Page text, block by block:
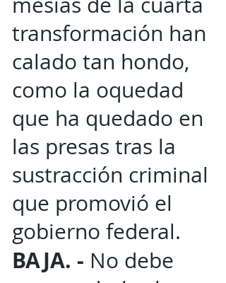
transformación han
calado tan hondo,
como la oquedad
que ha quedado en
las presas tras la
sustracción criminal
que promovió el
gobierno federal.
BAJA. - No debe